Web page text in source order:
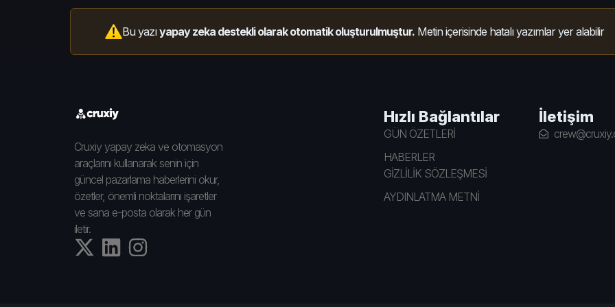
Bu yazıyapay zeka destekli olarak otomatik oluşturulmuştur. Metin içerisinde hatalı yazımlar yer alabilir
Cruxiy yapay zeka ve otomasyon
araçlarını kullanarak senin için
güncel pazarlama haberlerini okur,
özetler, önemli noktalarını işaretler
ve sana e-posta olarak her gün
iletir.
Hızlı Bağlantılar
GÜN ÖZETLERİ
HABERLER
GİZLİLİK SÖZLEŞMESİ
AYDINLATMA METNİ
İletişim